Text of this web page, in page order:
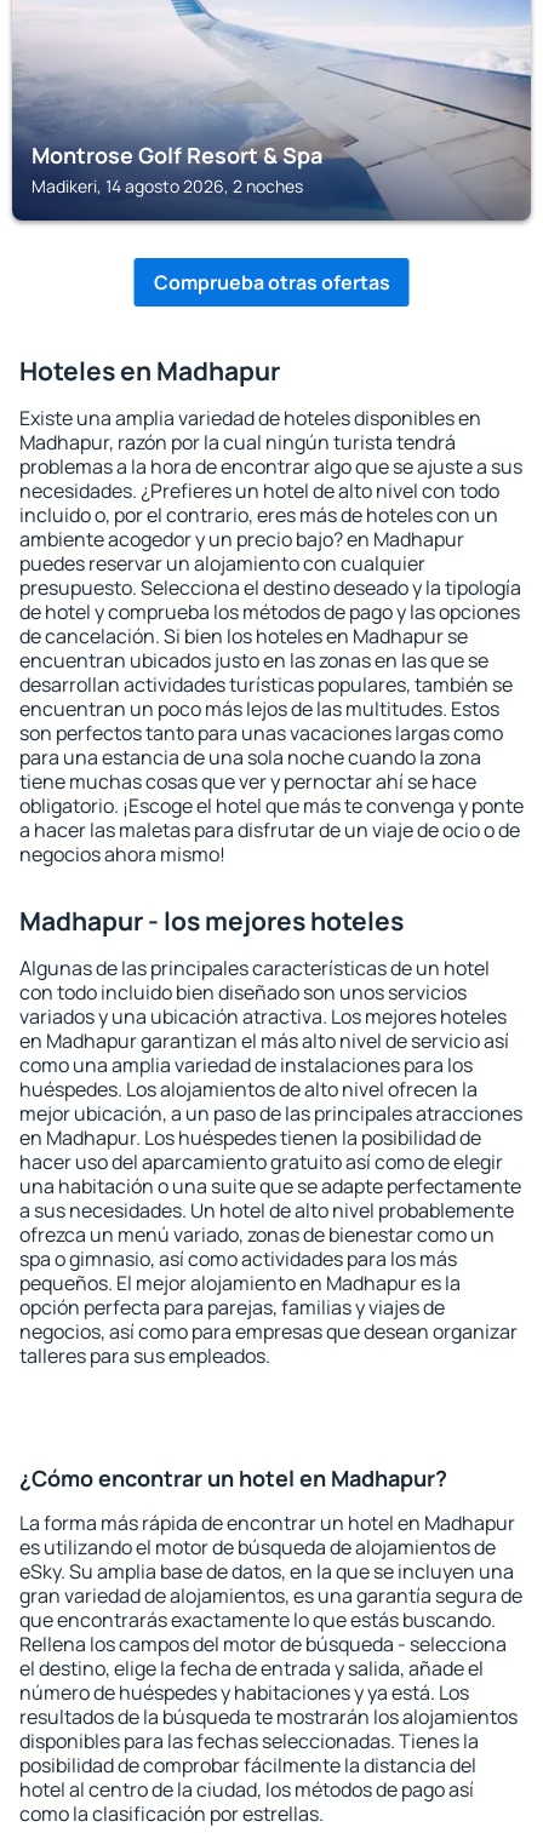
Montrose Golf Resort & Spa
Madikeri, 14 agosto 2026, 2 noches
Comprueba otras ofertas
Hoteles en Madhapur
Existe una amplia variedad de hoteles disponibles en
Madhapur, razón por la cual ningún turista tendrá
problemas a la hora de encontrar algo que se ajuste a sus
necesidades. ¿Prefieres un hotel de alto nivel con todo
incluido o, por el contrario, eres más de hoteles con un
ambiente acogedor y un precio bajo? en Madhapur
puedes reservar un alojamiento con cualquier
presupuesto. Selecciona el destino deseado y la tipología
de hotel y comprueba los métodos de pago y las opciones
de cancelación. Si bien los hoteles en Madhapur se
encuentran ubicados justo en las zonas en las que se
desarrollan actividades turísticas populares, también se
encuentran un poco más lejos de las multitudes. Estos
son perfectos tanto para unas vacaciones largas como
para una estancia de una sola noche cuando la zona
tiene muchas cosas que ver y pernoctar ahí se hace
obligatorio. ¡Escoge el hotel que más te convenga y ponte
a hacer las maletas para disfrutar de un viaje de ocio o de
negocios ahora mismo!
Madhapur - los mejores hoteles
Algunas de las principales características de un hotel
con todo incluido bien diseñado son unos servicios
variados y una ubicación atractiva. Los mejores hoteles
en Madhapur garantizan el más alto nivel de servicio así
como una amplia variedad de instalaciones para los
huéspedes. Los alojamientos de alto nivel ofrecen la
mejor ubicación, a un paso de las principales atracciones
en Madhapur. Los huéspedes tienen la posibilidad de
hacer uso del aparcamiento gratuito así como de elegir
una habitación o una suite que se adapte perfectamente
a sus necesidades. Un hotel de alto nivel probablemente
ofrezca un menú variado, zonas de bienestar como un
spa o gimnasio, así como actividades para los más
pequeños. El mejor alojamiento en Madhapur es la
opción perfecta para parejas, familias y viajes de
negocios, así como para empresas que desean organizar
talleres para sus empleados.
¿Cómo encontrar un hotel en Madhapur?
La forma más rápida de encontrar un hotel en Madhapur
es utilizando el motor de búsqueda de alojamientos de
eSky. Su amplia base de datos, en la que se incluyen una
gran variedad de alojamientos, es una garantía segura de
que encontrarás exactamente lo que estás buscando.
Rellena los campos del motor de búsqueda - selecciona
el destino, elige la fecha de entrada y salida, añade el
número de huéspedes y habitaciones y ya está. Los
resultados de la búsqueda te mostrarán los alojamientos
disponibles para las fechas seleccionadas. Tienes la
posibilidad de comprobar fácilmente la distancia del
hotel al centro de la ciudad, los métodos de pago así
como la clasificación por estrellas.